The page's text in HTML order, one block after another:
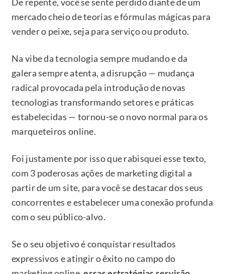
mercado cheio de teorias e fórmulas mágicas para
vender o peixe, seja para serviço ou produto.
Na vibe da tecnologia sempre mudando e da
galera sempre atenta, a disrupção — mudança
radical provocada pela introdução de novas
tecnologias transformando setores e práticas
estabelecidas — tornou-se o novo normal para os
marqueteiros online.
Foi justamente por isso que rabisquei esse texto,
com 3 poderosas ações de marketing digital a
partir de um site, para você se destacar dos seus
concorrentes e estabelecer uma conexão profunda
com o seu público-alvo.
Se o seu objetivo é conquistar resultados
expressivos e atingir o êxito no campo do